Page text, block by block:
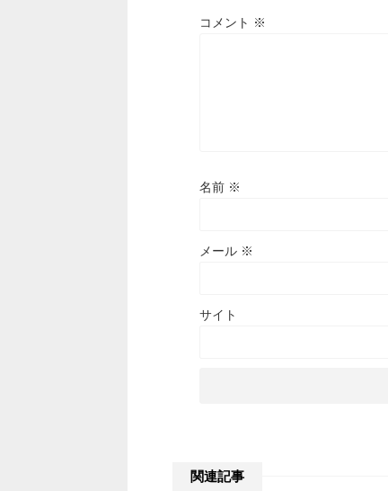
コメント ※
名前 ※
メール ※
サイト
関連記事